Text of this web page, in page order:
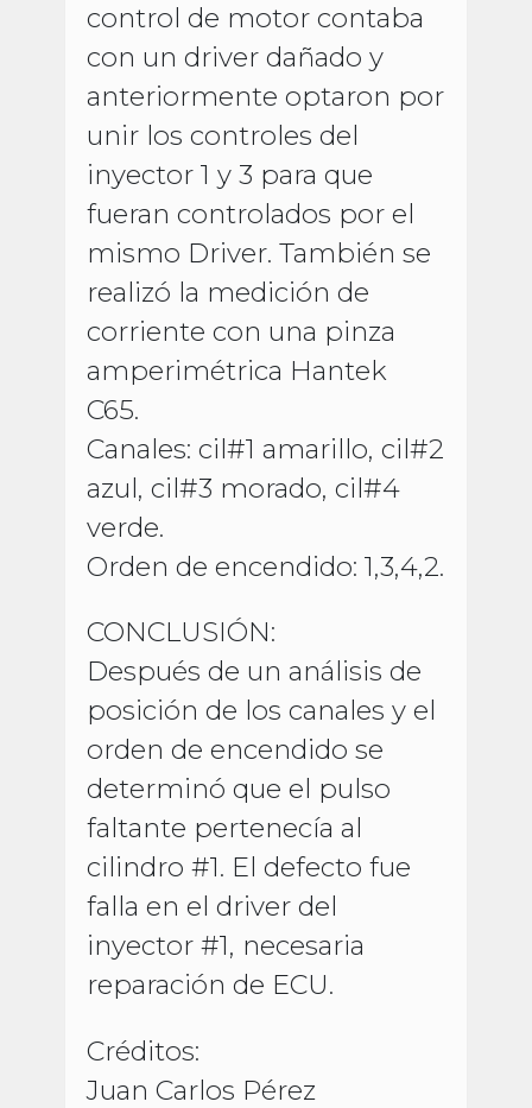
control de motor contaba
con un driver dañado y
anteriormente optaron por
unir los controles del
inyector 1 y 3 para que
fueran controlados por el
mismo Driver. También se
realizó la medición de
corriente con una pinza
amperimétrica Hantek
C65.
Canales: cil#1 amarillo, cil#2
azul, cil#3 morado, cil#4
verde.
Orden de encendido: 1,3,4,2.
CONCLUSIÓN:
Después de un análisis de
posición de los canales y el
orden de encendido se
determinó que el pulso
faltante pertenecía al
cilindro #1. El defecto fue
falla en el driver del
inyector #1, necesaria
reparación de ECU.
Créditos:
Juan Carlos Pérez